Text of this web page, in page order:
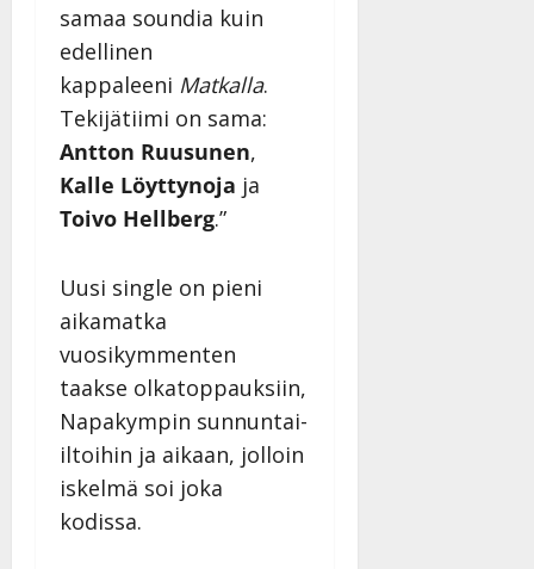
samaa soundia kuin
edellinen
kappaleeni Matkalla.
Tekijätiimi on sama:
Antton Ruusunen,
Kalle Löyttynoja ja
Toivo Hellberg.”
Uusi single on pieni
aikamatka
vuosikymmenten
taakse olkatoppauksiin,
Napakympin sunnuntai-
iltoihin ja aikaan, jolloin
iskelmä soi joka
kodissa.